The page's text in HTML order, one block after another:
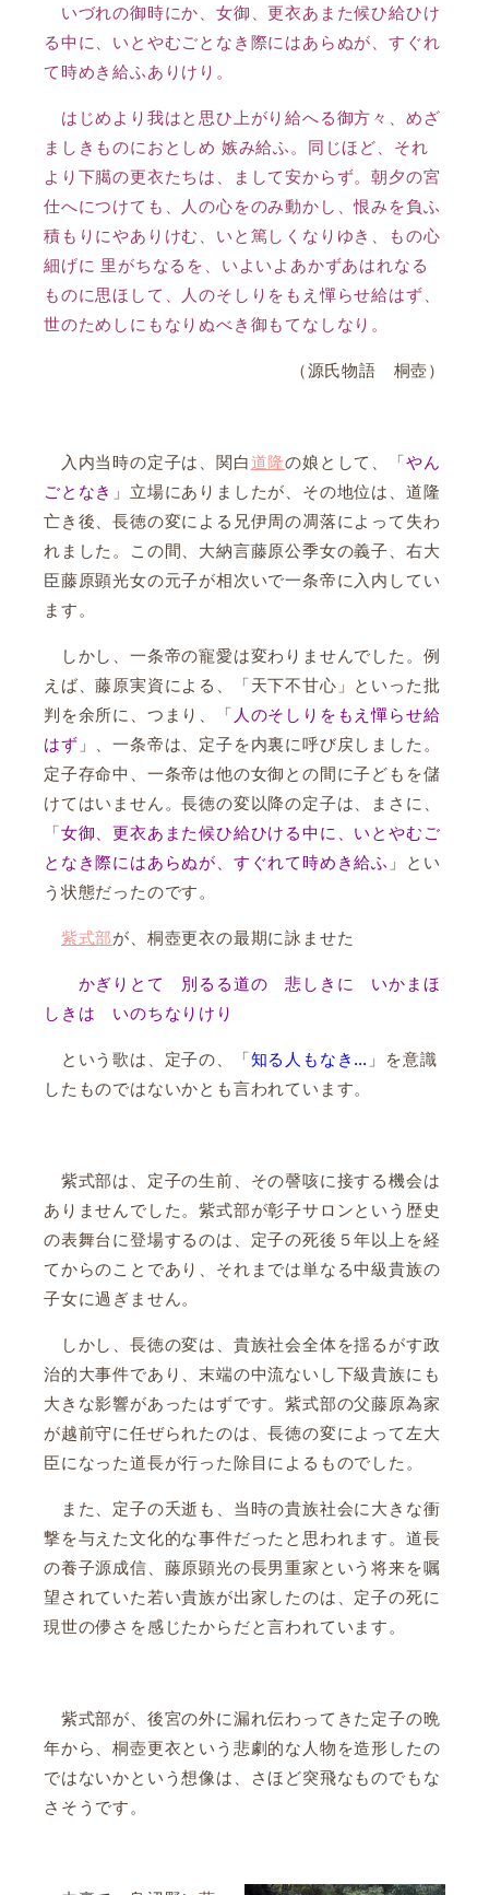
いづれの御時にか、女御、更衣あまた候ひ給ひけ
る中に、いとやむごとなき際にはあらぬが、すぐれ
て時めき給ふありけり。
はじめより我はと思ひ上がり給へる御方々、めざ
ましきものにおとしめ 嫉み給ふ。同じほど、それ
より下臈の更衣たちは、まして安からず。朝夕の宮
仕へにつけても、人の心をのみ動かし、恨みを負ふ
積もりにやありけむ、いと篤しくなりゆき、もの心
細げに 里がちなるを、いよいよあかずあはれなる
ものに思ほして、人のそしりをもえ憚らせ給はず、
世のためしにもなりぬべき御もてなしなり。
（源氏物語 桐壺）
入内当時の定子は、関白 道隆の娘として、「やん
ごとなき 」立場にありましたが、その地位は、道隆
亡き後、長徳の変による兄伊周の凋落によって失わ
れました。この間、大納言藤原公季女の義子、右大
臣藤原顕光女の元子が相次いで一条帝に入内してい
ます。
しかし、一条帝の寵愛は変わりませんでした。例
えば、藤原実資による、「天下不甘心」といった批
判を余所に、つまり、「 人のそしりをもえ憚らせ給
はず 」、一条帝は、定子を内裏に呼び戻しました。
定子存命中、一条帝は他の女御との間に子どもを儲
けてはいません。長徳の変以降の定子は、まさに、
「女御、更衣あまた候ひ給ひける中に、いとやむご
となき際にはあらぬが、すぐれて時めき給ふ 」とい
う状態だったのです。
紫式部が、桐壺更衣の最期に詠ませた
かぎりとて 別るる道の 悲しきに いかまほ
しきは いのちなりけり
という歌は、定子の、「知る人もなき… 」を意識
したものではないかとも言われています。
紫式部は、定子の生前、その謦咳に接する機会は
ありませんでした。紫式部が彰子サロンという歴史
の表舞台に登場するのは、定子の死後５年以上を経
てからのことであり、それまでは単なる中級貴族の
子女に過ぎません。
しかし、長徳の変は、貴族社会全体を揺るがす政
治的大事件であり、末端の中流ないし下級貴族にも
大きな影響があったはずです。紫式部の父藤原為家
が越前守に任ぜられたのは、長徳の変によって左大
臣になった道長が行った除目によるものでした。
また、定子の夭逝も、当時の貴族社会に大きな衝
撃を与えた文化的な事件だったと思われます。道長
の養子源成信、藤原顕光の長男重家という将来を嘱
望されていた若い貴族が出家したのは、定子の死に
現世の儚さを感じたからだと言われています。
紫式部が、後宮の外に漏れ伝わってきた定子の晩
年から、桐壺更衣という悲劇的な人物を造形したの
ではないかという想像は、さほど突飛なものでもな
さそうです。